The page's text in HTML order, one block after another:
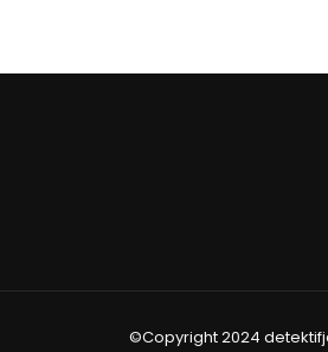
©Copyright 2024